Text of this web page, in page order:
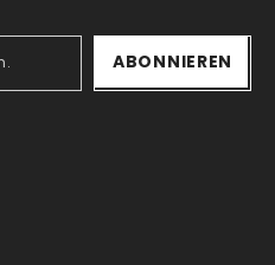
ABONNIEREN